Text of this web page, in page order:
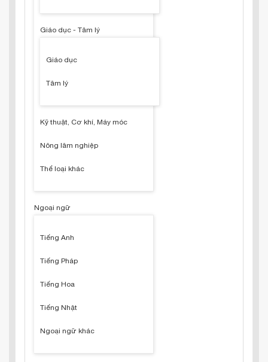
Giáo dục - Tâm lý
Giáo dục
Tâm lý
Kỹ thuật, Cơ khí, Máy móc
Nông lâm nghiệp
Thể loại khác
Ngoại ngữ
Tiếng Anh
Tiếng Pháp
Tiếng Hoa
Tiếng Nhật
Ngoại ngữ khác